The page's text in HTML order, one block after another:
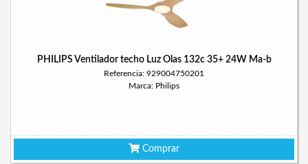
PHILIPS Ventilador techo Luz Olas 132c 35+ 24W Ma-b
Referencia: 929004750201
Marca: Philips
Comprar